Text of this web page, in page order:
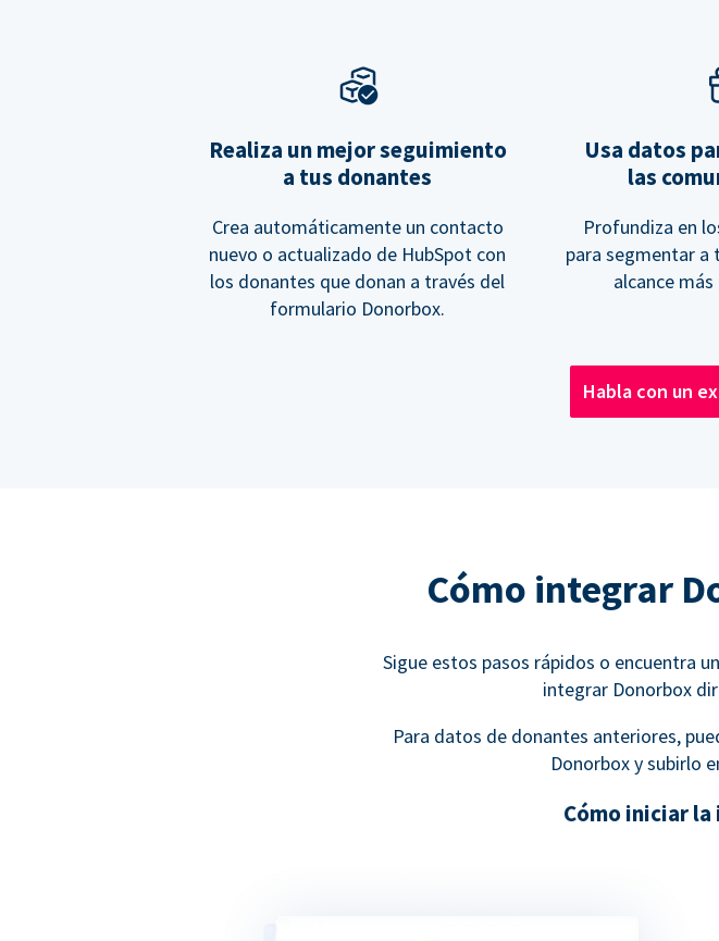
Realiza un mejor seguimiento
a tus donantes
Crea automáticamente un contacto
nuevo o actualizado de HubSpot con
los donantes que donan a través del
formulario Donorbox.
Usa datos
las
Profundiza en
para segmentar a
alcance
Habla con un
Cómo integrar
Sigue estos pasos rápidos o encuentra
integrar Donorbox
Para datos de donantes anteriores,
Donorbox y subirlo
Cómo iniciar